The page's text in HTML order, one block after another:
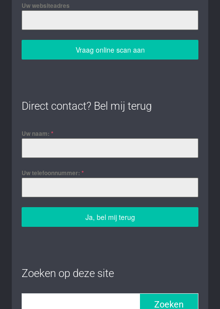
Uw websiteadres
Vraag online scan aan
Direct contact? Bel mij terug
Uw naam: *
Uw telefoonnummer: *
Ja, bel mij terug
Zoeken op deze site
Zoeken